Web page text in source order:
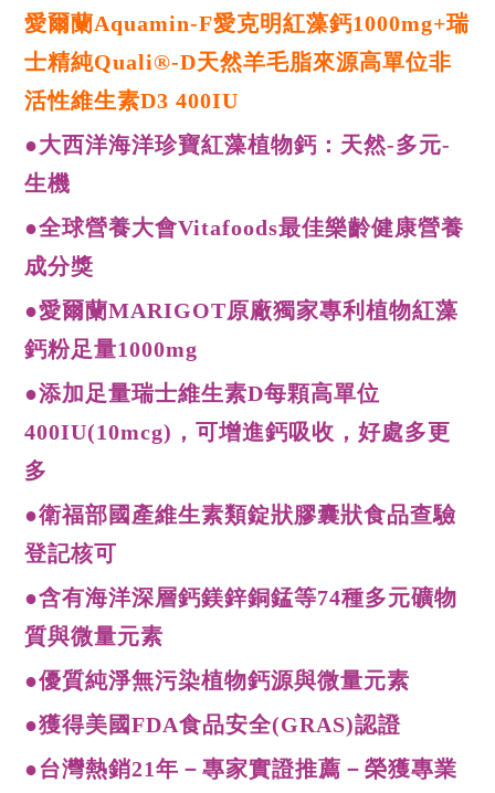
愛爾蘭Aquamin-F愛克明紅藻鈣1000mg+瑞
士精純Quali®-D天然羊毛脂來源高單位非
活性維生素D3 400IU
●大西洋海洋珍寶紅藻植物鈣：天然-多元-
生機
●全球營養大會Vitafoods最佳樂齡健康營養
成分獎
●愛爾蘭MARIGOT原廠獨家專利植物紅藻
鈣粉足量1000mg
●添加足量瑞士維生素D每顆高單位
400IU(10mcg)，可增進鈣吸收，好處多更
多
●衛福部國產維生素類錠狀膠囊狀食品查驗
登記核可
●含有海洋深層鈣鎂鋅銅錳等74種多元礦物
質與微量元素
●優質純淨無污染植物鈣源與微量元素
●獲得美國FDA食品安全(GRAS)認證
●台灣熱銷21年－專家實證推薦－榮獲專業